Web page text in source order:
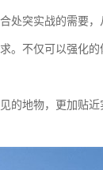
处突实战的需要
。不仅可以强化
的地物，更加贴